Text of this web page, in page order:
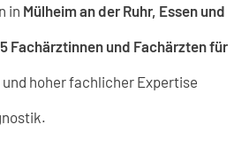
in Mülheim an der Ruhr, Essen und
Fachärztinnen und Fachärzten für
hoher fachlicher Expertise